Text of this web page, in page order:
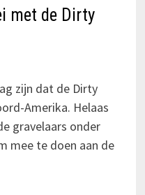
met de Dirty
zijn dat de Dirty
Amerika. Helaas
gravelaars onder
mee te doen aan de